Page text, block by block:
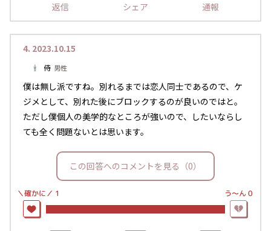
返信 シェア 通報
4. 2023.10.15
侍 男性
僕は無し派ですね。別れるまでは恋人同士であるので、ケ
ジメとして、別れた後にブロックするのが良いのではと。
ただし僕個人の美学的なところが強いので、したいならし
ても全く問題ないとは思います。
この回答へのコメントを見る（0）
＼確かに／ 1 う〜ん0